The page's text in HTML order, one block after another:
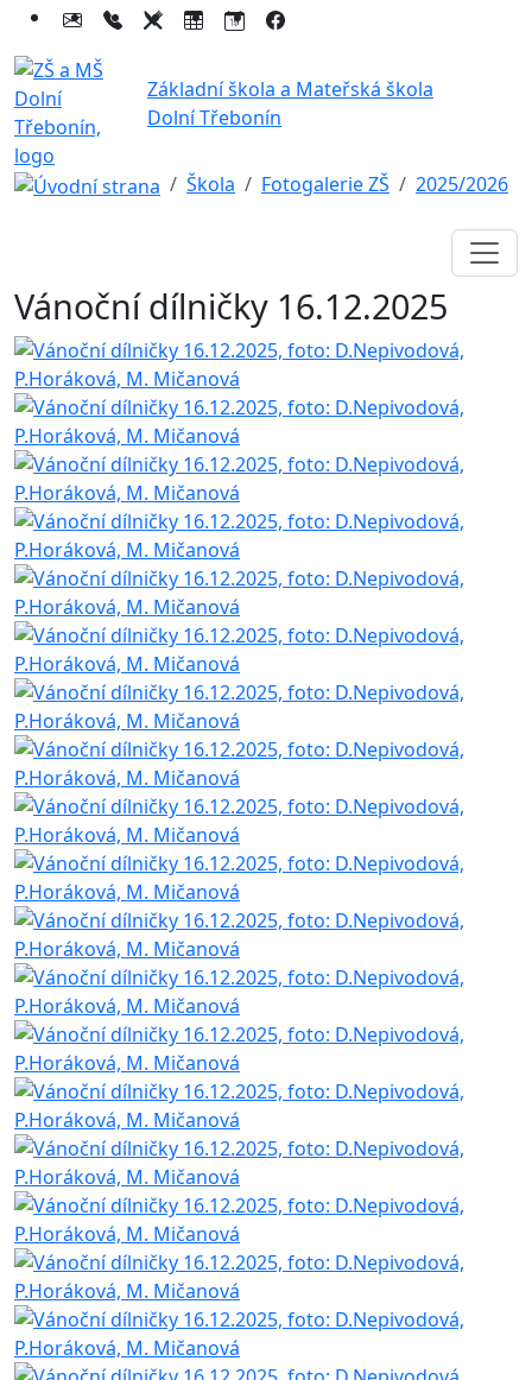
Základní škola a Mateřská škola
Dolní Třebonín
Škola Fotogalerie ZŠ 2025/2026
Vánoční dílničky 16.12.2025